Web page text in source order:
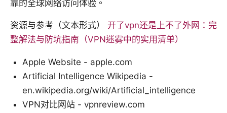
靠的全球网络访问体验。
资源与参考（文本形式） 开了vpn还是上不了外网：完
整解法与防坑指南（VPN迷雾中的实用清单）
Apple Website - apple.com
Artificial Intelligence Wikipedia -
en.wikipedia.org/wiki/Artificial_intelligence
VPN对比网站 - vpnreview.com